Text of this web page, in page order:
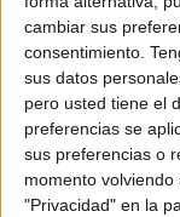
cambiar sus
consentimiento.
sus datos
pero usted tiene el
preferencias se
sus preferencias o
momento
"Privacidad" en la
asignaturas
secuencia […]
SEGUIR